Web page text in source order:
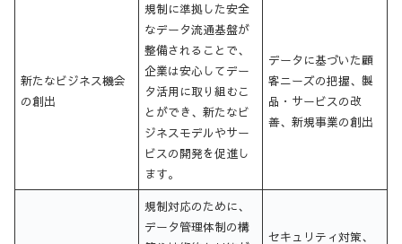
新たなビジネス機会
の創出
規制に準拠した安全
なデータ流通基盤が
整備されることで、
企業は安心してデー
タ活用に取り組むこ
とができ、新たなビ
ジネスモデルやサー
ビスの開発を促進し
ます。
データに基づいた顧
客ニーズの把握、製
品・サービスの改
善、新規事業の創出
規制対応のために、
データ管理体制の構
セキュリティ対策、